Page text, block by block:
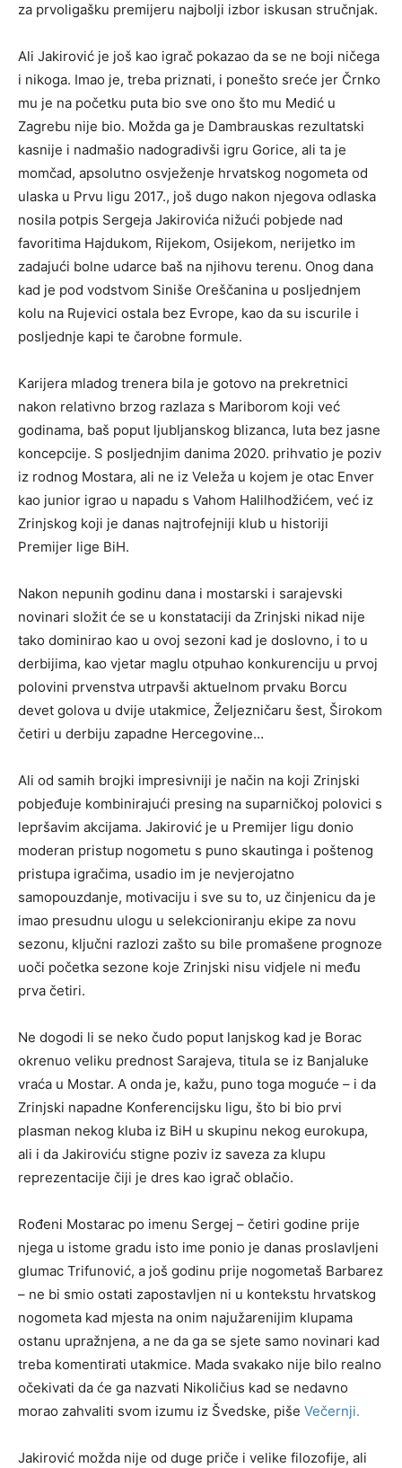
za prvoligašku premijeru najbolji izbor iskusan stručnjak.
Ali Jakirović je još kao igrač pokazao da se ne boji ničega
i nikoga. Imao je, treba priznati, i ponešto sreće jer Črnko
mu je na početku puta bio sve ono što mu Medić u
Zagrebu nije bio. Možda ga je Dambrauskas rezultatski
kasnije i nadmašio nadogradivši igru Gorice, ali ta je
momčad, apsolutno osvježenje hrvatskog nogometa od
ulaska u Prvu ligu 2017., još dugo nakon njegova odlaska
nosila potpis Sergeja Jakirovića nižući pobjede nad
favoritima Hajdukom, Rijekom, Osijekom, nerijetko im
zadajući bolne udarce baš na njihovu terenu. Onog dana
kad je pod vodstvom Siniše Oreščanina u posljednjem
kolu na Rujevici ostala bez Evrope, kao da su iscurile i
posljednje kapi te čarobne formule.
Karijera mladog trenera bila je gotovo na prekretnici
nakon relativno brzog razlaza s Mariborom koji već
godinama, baš poput ljubljanskog blizanca, luta bez jasne
koncepcije. S posljednjim danima 2020. prihvatio je poziv
iz rodnog Mostara, ali ne iz Veleža u kojem je otac Enver
kao junior igrao u napadu s Vahom Halilhodžićem, već iz
Zrinjskog koji je danas najtrofejniji klub u historiji
Premijer lige BiH.
Nakon nepunih godinu dana i mostarski i sarajevski
novinari složit će se u konstataciji da Zrinjski nikad nije
tako dominirao kao u ovoj sezoni kad je doslovno, i to u
derbijima, kao vjetar maglu otpuhao konkurenciju u prvoj
polovini prvenstva utrpavši aktuelnom prvaku Borcu
devet golova u dvije utakmice, Željezničaru šest, Širokom
četiri u derbiju zapadne Hercegovine…
Ali od samih brojki impresivniji je način na koji Zrinjski
pobjeđuje kombinirajući presing na suparničkoj polovici s
lepršavim akcijama. Jakirović je u Premijer ligu donio
moderan pristup nogometu s puno skautinga i poštenog
pristupa igračima, usadio im je nevjerojatno
samopouzdanje, motivaciju i sve su to, uz činjenicu da je
imao presudnu ulogu u selekcioniranju ekipe za novu
sezonu, ključni razlozi zašto su bile promašene prognoze
uoči početka sezone koje Zrinjski nisu vidjele ni među
prva četiri.
Ne dogodi li se neko čudo poput lanjskog kad je Borac
okrenuo veliku prednost Sarajeva, titula se iz Banjaluke
vraća u Mostar. A onda je, kažu, puno toga moguće – i da
Zrinjski napadne Konferencijsku ligu, što bi bio prvi
plasman nekog kluba iz BiH u skupinu nekog eurokupa,
ali i da Jakiroviću stigne poziv iz saveza za klupu
reprezentacije čiji je dres kao igrač oblačio.
Rođeni Mostarac po imenu Sergej – četiri godine prije
njega u istome gradu isto ime ponio je danas proslavljeni
glumac Trifunović, a još godinu prije nogometaš Barbarez
– ne bi smio ostati zapostavljen ni u kontekstu hrvatskog
nogometa kad mjesta na onim najužarenijim klupama
ostanu upražnjena, a ne da ga se sjete samo novinari kad
treba komentirati utakmice. Mada svakako nije bilo realno
očekivati da će ga nazvati Nikoličius kad se nedavno
morao zahvaliti svom izumu iz Švedske, piše Večernji.
Jakirović možda nije od duge priče i velike filozofije, ali